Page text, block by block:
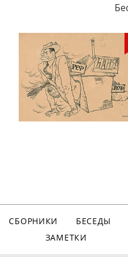
СБОРНИКИ БЕСЕДЫ
ЗАМЕТКИ